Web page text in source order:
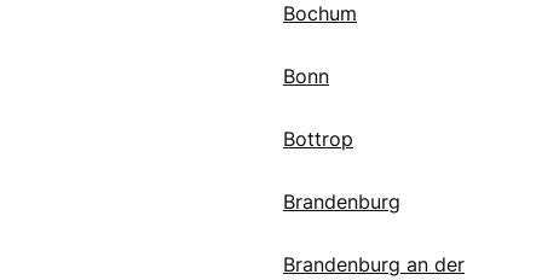
Bochum
Bonn
Bottrop
Brandenburg
Brandenburg an der